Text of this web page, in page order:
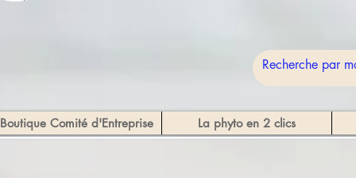
Boutique Comité d'Entreprise La phyto en 2 clics